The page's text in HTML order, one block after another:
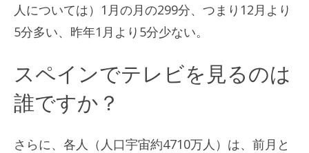
人については）1月の月の299分、つまり12月より
5分多い、昨年1月より5分少ない。
スペインでテレビを見るのは
誰ですか？
さらに、各人（人口宇宙約4710万人）は、前月と